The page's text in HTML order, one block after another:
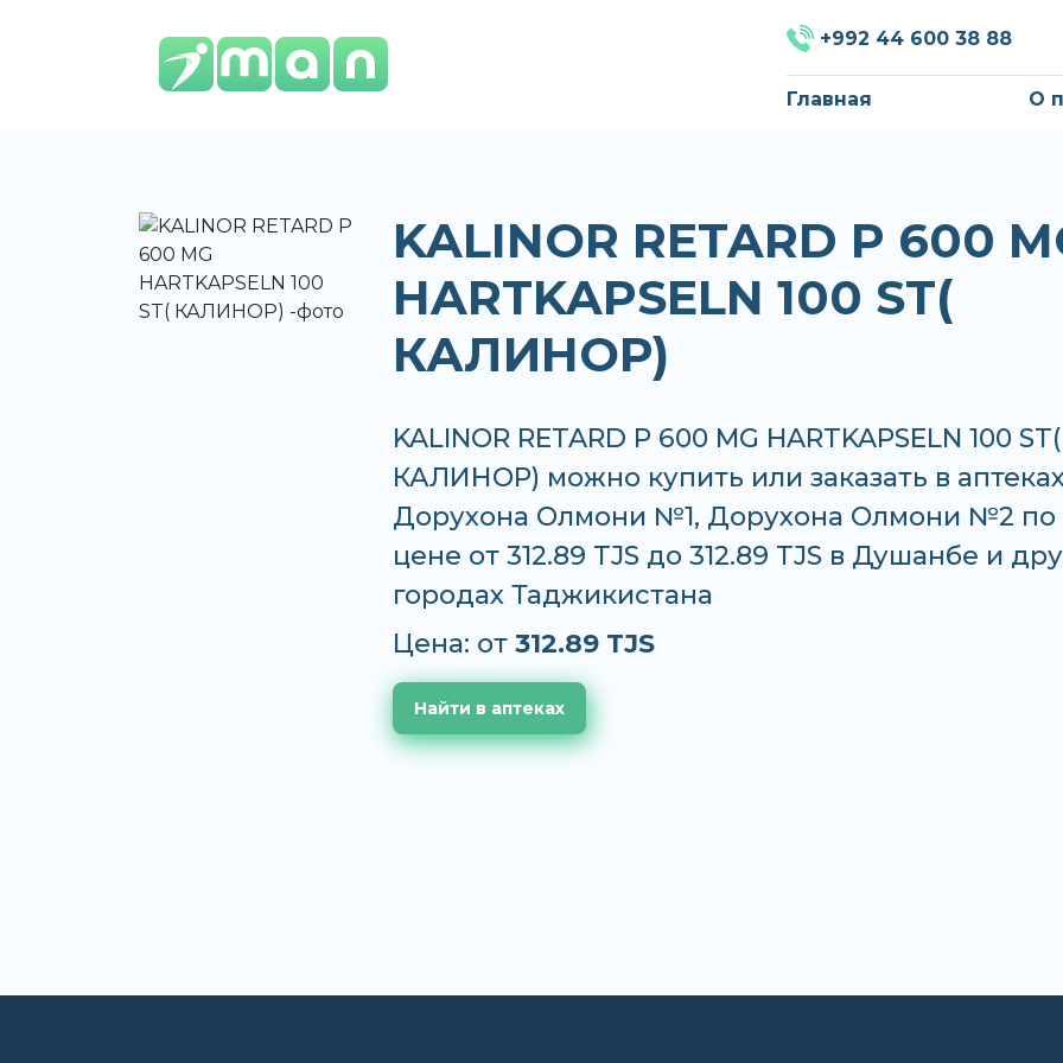
+992 44 600 38 88
Главная О
KALINOR RETARD P 600
HARTKAPSELN 100 ST(
КАЛИНОР)
KALINOR RETARD P 600 MG HARTKAPSELN 100 ST(
КАЛИНОР) можно купить или заказать в
Дорухона Олмони №1, Дорухона Олмони №2 по
цене от 312.89 TJS до 312.89 TJS в Душанбе и
городах Таджикистана
Цена: от 312.89 TJS
Найти в аптеках